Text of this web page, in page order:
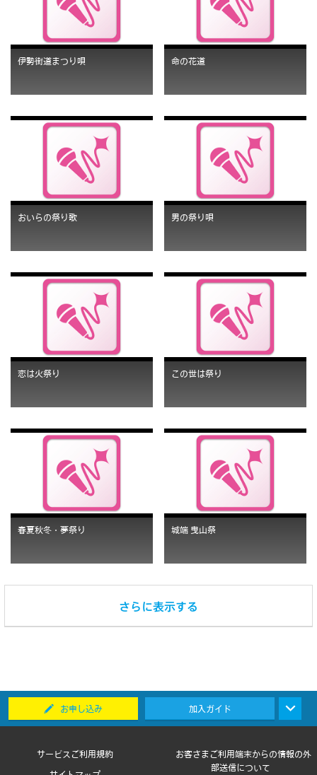
伊勢街道まつり唄 命の花道
おいらの祭り歌 男の祭り唄
恋は火祭り この世は祭り
春夏秋冬・夢祭り 城端 曳山祭
お申し込み 加入ガイド
サービスご利用規約
お客さまご利用端末からの情報の外
部送信について